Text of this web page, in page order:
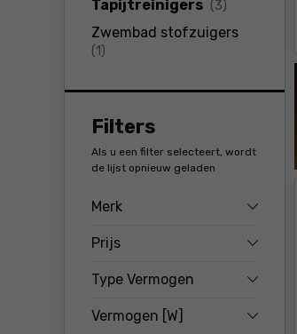
Tapijtreinigers (3)
Zwembad stofzuigers
(1)
Filters
Als u een filter selecteert, wordt
de lijst opnieuw geladen
Merk
Prijs
Type Vermogen
Vermogen [W]